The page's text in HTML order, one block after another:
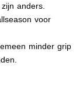
anders.
voor
minder grip